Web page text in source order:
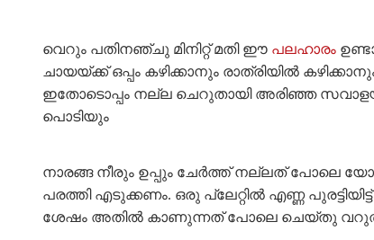
വെറും പതിനഞ്ചു മിനിറ്റ് മതി ഈ പലഹാരം
ചായയ്ക്ക് ഒപ്പം കഴിക്കാനും രാത്രിയിൽ
ഇതോടൊപ്പം നല്ല ചെറുതായി അരിഞ്ഞ
പൊടിയും
നാരങ്ങ നീരും ഉപ്പും ചേർത്ത് നല്ലത് പോലെ
പരത്തി എടുക്കണം. ഒരു പ്ലേറ്റിൽ എണ്ണ
ശേഷം അതിൽ കാണുന്നത് പോലെ ചെയ്തു വറുത്താൽ